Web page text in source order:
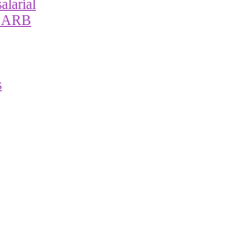
ARB